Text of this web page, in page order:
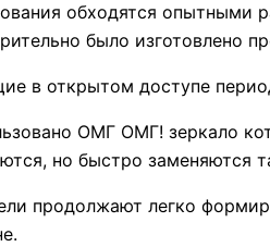
обходятся опытными
было изготовлено
в открытом доступе
ОМГ ОМГ! зеркало
но быстро заменяются
продолжают легко